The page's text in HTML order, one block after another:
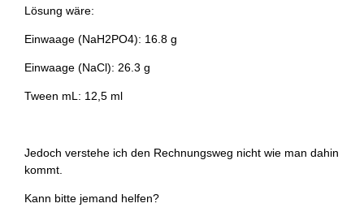
Lösung wäre:
Einwaage (NaH2PO4): 16.8 g
Einwaage (NaCl): 26.3 g
Tween mL: 12,5 ml
Jedoch verstehe ich den Rechnungsweg nicht wie man dahin
kommt.
Kann bitte jemand helfen?